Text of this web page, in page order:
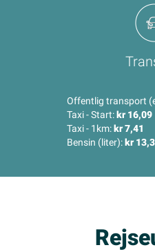
Offentlig transport
Taxi - Start:kr 16,09
Taxi - 1km:kr 7,41
Bensin (liter):kr